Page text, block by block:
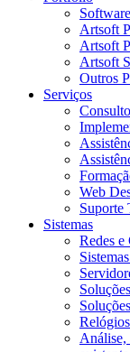
Artsoft
Artsoft
Artsoft
Outros
Serviços
Web
Suporte
Sistemas
Redes e
Análise,